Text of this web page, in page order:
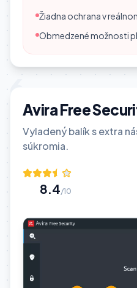
Žiadna ochrana v
Obmedzené možnosti
Avira Free
Vyladený balík s extra
súkromia.
8.4/10